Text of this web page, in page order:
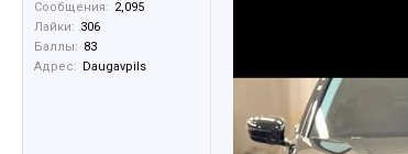
Сообщения: 2,095
Лайки: 306
Баллы: 83
Адрес: Daugavpils